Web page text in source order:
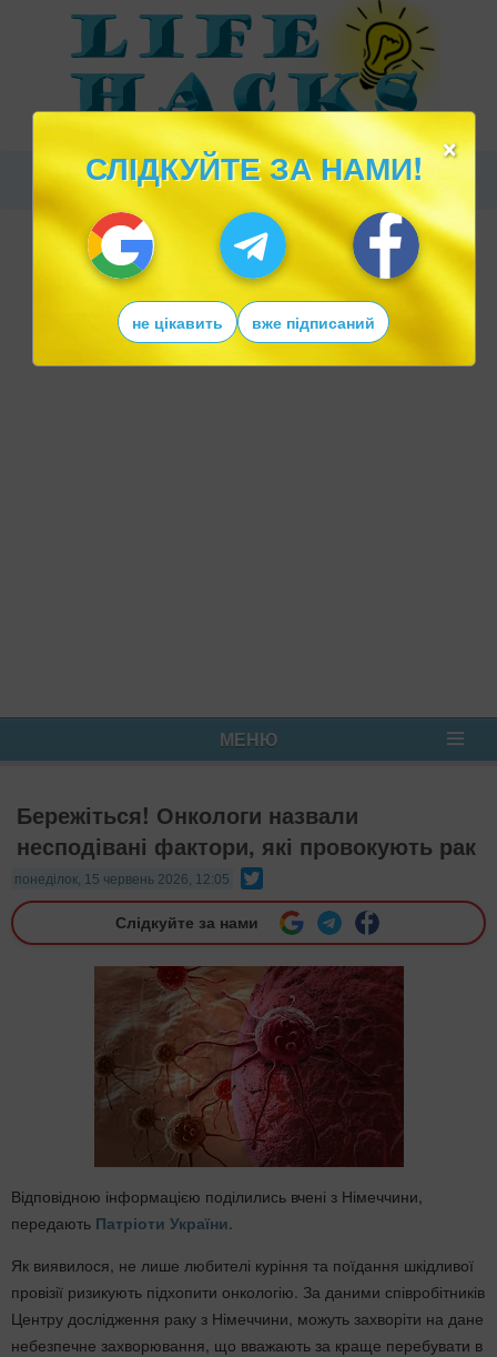
МЕНЮ
Бережіться! Онкологи назвали
несподівані фактори, які провокують рак
понеділок, 15 червень 2026, 12:05
Слідкуйте за нами
Відповідною інформацією поділились вчені з Німеччини,
передають Патріоти України.
Як виявилося, не лише любителі куріння та поїдання шкідливої
провізії ризикують підхопити онкологію. За даними співробітників
Центру дослідження раку з Німеччини, можуть захворіти на дане
небезпечне захворювання, що вважають за краще перебувати в
×
СЛІДКУЙТЕ ЗА НАМИ!
не цікавить вже підписаний